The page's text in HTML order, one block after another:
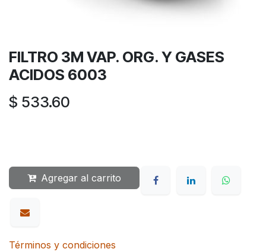
FILTRO 3M VAP. ORG. Y GASES
ACIDOS 6003
$ 533.60
Agregar al carrito
Términos y condiciones